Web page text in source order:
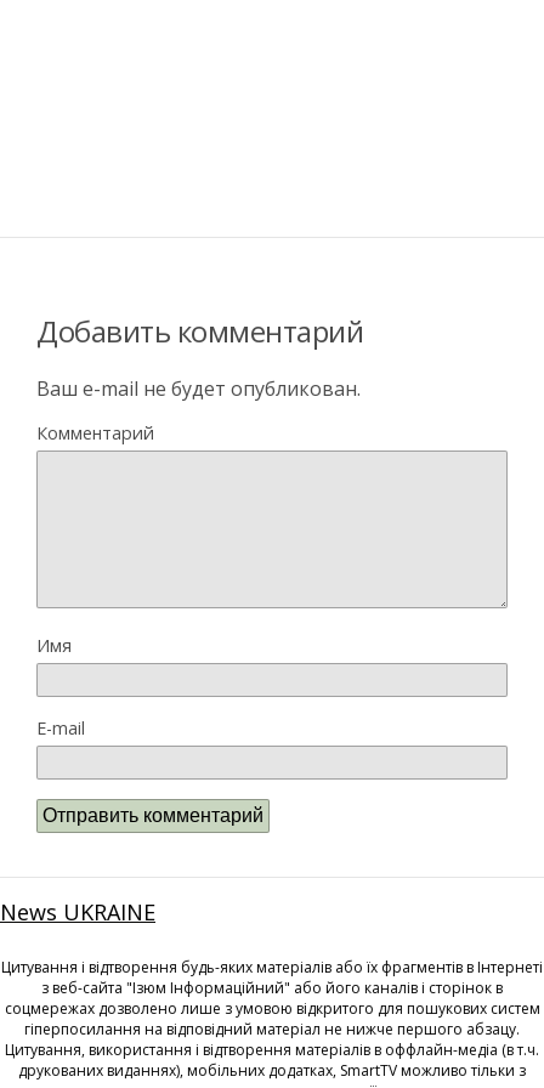
Добавить комментарий
Ваш e-mail не будет опубликован.
Комментарий
Имя
E-mail
News UKRAINE
Цитування і відтворення будь-яких матеріалів або їх фрагментів в Інтернеті
з веб-сайта "Ізюм Інформаційний" або його каналів і сторінок в
соцмережах дозволено лише з умовою відкритого для пошукових систем
гіперпосилання на відповідний матеріал не нижче першого абзацу.
Цитування, використання і відтворення матеріалів в оффлайн-медіа (в т.ч.
друкованих виданнях), мобільних додатках, SmartTV можливо тільки з